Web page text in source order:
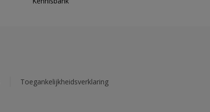
Toegankelijkheidsverklaring